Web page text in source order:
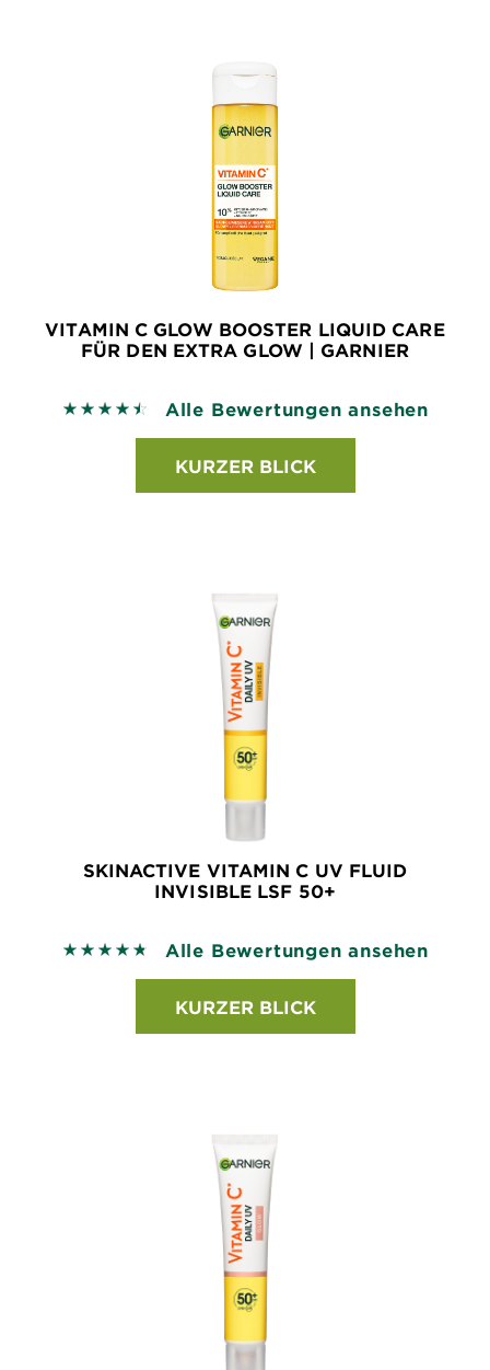
VITAMIN C GLOW BOOSTER LIQUID CARE
FÜR DEN EXTRA GLOW | GARNIER
4.5134 out of 5 stars based on reviews
Alle Bewertungen ansehen
KURZER BLICK
SKINACTIVE VITAMIN C UV FLUID
INVISIBLE LSF 50+
4.7825 out of 5 stars based on reviews
Alle Bewertungen ansehen
KURZER BLICK